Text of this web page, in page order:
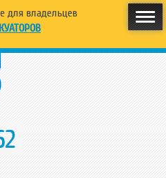
для владельцев